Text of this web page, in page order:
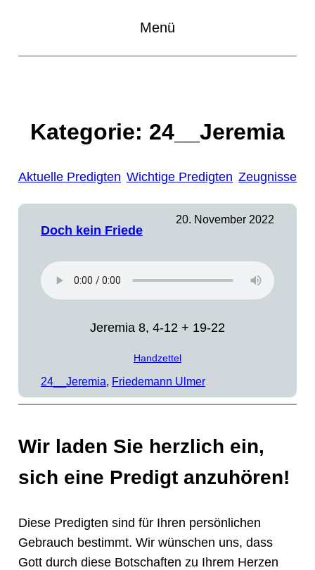
Menü
Kategorie: 24__Jeremia
Aktuelle Predigten Wichtige Predigten Zeugnisse
Doch kein Friede
20. November 2022
Jeremia 8, 4-12 + 19-22
Handzettel
24__Jeremia, Friedemann Ulmer
Wir laden Sie herzlich ein,
sich eine Predigt anzuhören!
Diese Predigten sind für Ihren persönlichen
Gebrauch bestimmt. Wir wünschen uns, dass
Gott durch diese Botschaften zu Ihrem Herzen